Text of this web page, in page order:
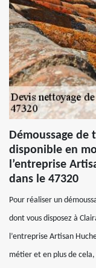
Démoussage
disponible en
l’entreprise
dans le 47320
Pour réaliser un
dont vous disposez à
l’entreprise Artisan
métier et en plus de